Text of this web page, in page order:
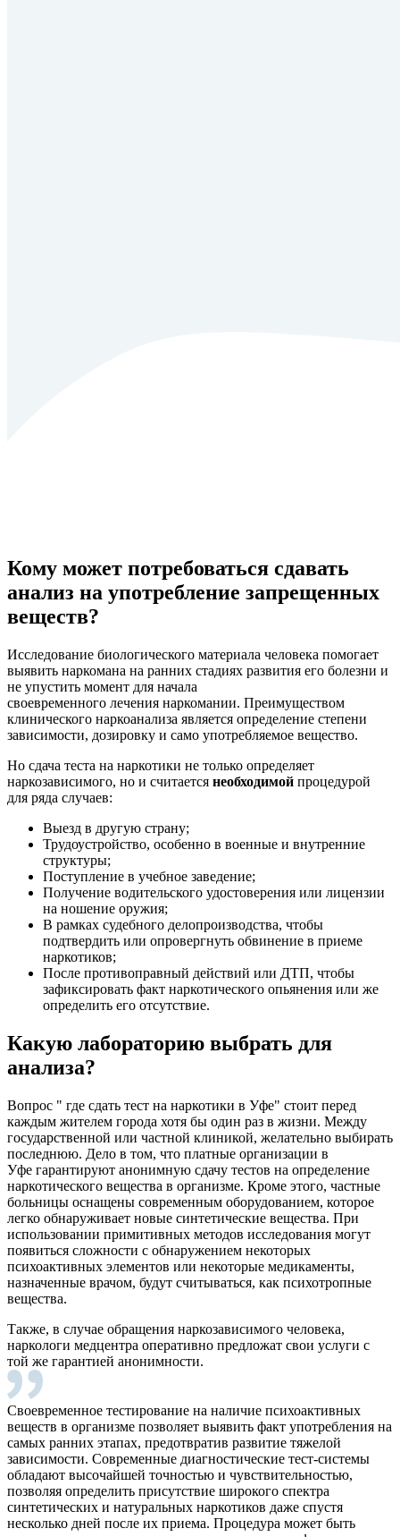
Кому может потребоваться сдавать
анализ на употребление запрещенных
веществ?
Исследование биологического материала человека помогает
выявить наркомана на ранних стадиях развития его болезни и
не упустить момент для начала
своевременного лечения наркомании. Преимуществом
клинического наркоанализа является определение степени
зависимости, дозировку и само употребляемое вещество.
Но сдача теста на наркотики не только определяет
наркозависимого, но и считается необходимой процедурой
для ряда случаев:
Выезд в другую страну;
Трудоустройство, особенно в военные и внутренние
структуры;
Поступление в учебное заведение;
Получение водительского удостоверения или лицензии
на ношение оружия;
В рамках судебного делопроизводства, чтобы
подтвердить или опровергнуть обвинение в приеме
наркотиков;
После противоправный действий или ДТП, чтобы
зафиксировать факт наркотического опьянения или же
определить его отсутствие.
Какую лабораторию выбрать для
анализа?
Вопрос " где сдать тест на наркотики в Уфе" стоит перед
каждым жителем города хотя бы один раз в жизни. Между
государственной или частной клиникой, желательно выбирать
последнюю. Дело в том, что платные организации в
Уфе гарантируют анонимную сдачу тестов на определение
наркотического вещества в организме. Кроме этого, частные
больницы оснащены современным оборудованием, которое
легко обнаруживает новые синтетические вещества. При
использовании примитивных методов исследования могут
появиться сложности с обнаружением некоторых
психоактивных элементов или некоторые медикаменты,
назначенные врачом, будут считываться, как психотропные
вещества.
Также, в случае обращения наркозависимого человека,
наркологи медцентра оперативно предложат свои услуги с
той же гарантией анонимности.
Своевременное тестирование на наличие психоактивных
веществ в организме позволяет выявить факт употребления на
самых ранних этапах, предотвратив развитие тяжелой
зависимости. Современные диагностические тест-системы
обладают высочайшей точностью и чувствительностью,
позволяя определить присутствие широкого спектра
синтетических и натуральных наркотиков даже спустя
несколько дней после их приема. Процедура может быть